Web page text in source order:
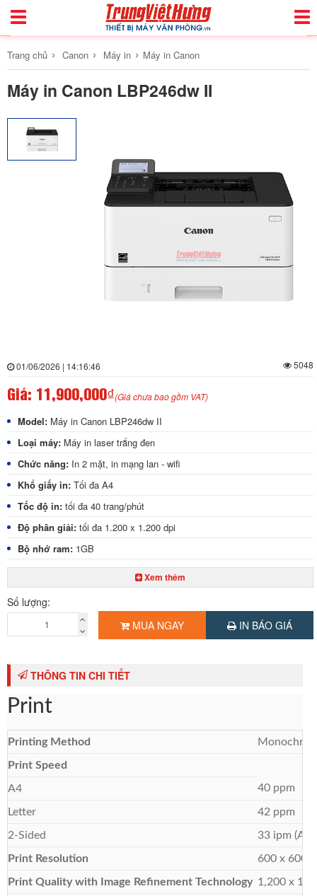
Toggle
Trang chủ › Canon › Máy in › Máy in Canon
Máy in Canon LBP246dw II
01/06/2026 | 14:16:46 5048
Giá: 11,900,000₫(Giá chưa bao gồm VAT)
Model: Máy in Canon LBP246dw II
Loại máy: Máy in laser trắng đen
Chức năng: In 2 mặt, in mạng lan - wifi
Khổ giấy in: Tối đa A4
Tốc độ in: tối đa 40 trang/phút
Độ phân giải: tối đa 1.200 x 1.200 dpi
Bộ nhớ ram: 1GB
Khay giấy:250 tờ x 1 khay. Khay tay: 100 tờ
Ngôn ngữ in: UFR II, PCL 6, Adobe® PostScript® 3™
Chuẩn kết nối:
USB 2.0, ethernet 10/100/1000, Wi-Fi 802.11b/g/n
Chức năng đặc biệt:
màn hình LCD 5 dòng, in 2 mặt tự động, in mạng
Service, Apple AirPrint, Morpria-certified, Google Cloud Print 2.0
Công suất khuyến nghị/tháng:
Kích thước:
Trọng lượng : 8,7 kg
Mực in sử dụng:
Xem thêm
Số lượng:
MUA NGAY
IN BÁO GIÁ
THÔNG TIN CHI TIẾT
Print
Printing Method
Print Speed
A4 40 ppm
Letter 42 ppm
2-Sided 33 ipm
Print Resolution 600 x 600
Print Quality with Image Refinement Technology 1,200 x